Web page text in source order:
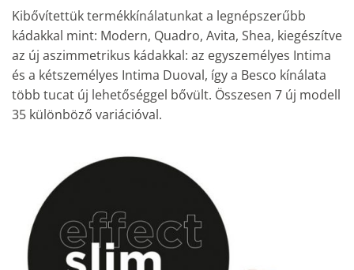
Kibővítettük termékkínálatunkat a legnépszerűbb
kádakkal mint: Modern, Quadro, Avita, Shea, kiegészítve
az új aszimmetrikus kádakkal: az egyszemélyes Intima
és a kétszemélyes Intima Duoval, így a Besco kínálata
több tucat új lehetőséggel bővült. Összesen 7 új modell
35 különböző variációval.